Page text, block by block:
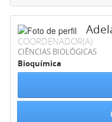
COORDENADOR(A)
CIÊNCIAS BIOLÓGICAS
Bioquímica